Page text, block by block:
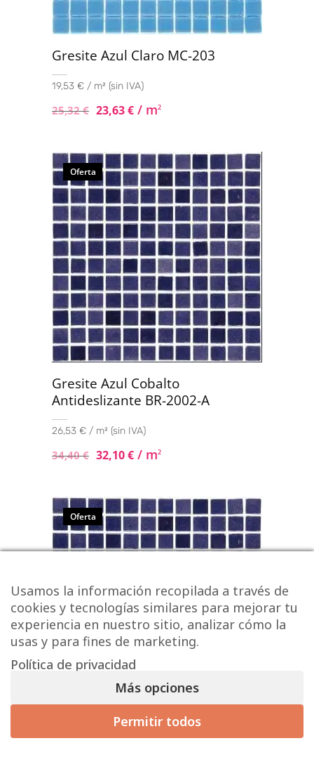
Gresite Azul Claro MC-203
19,53 € / m² (sin IVA)
25,32€ 23,63€ / m2
Oferta
Gresite Azul Cobalto
Antideslizante BR-2002-A
26,53 € / m² (sin IVA)
34,40€ 32,10€ / m2
Oferta
Gresite Azul Cobalto BR-2002
Usamos la información recopilada a través de
cookies y tecnologías similares para mejorar tu
experiencia en nuestro sitio, analizar cómo la
usas y para fines de marketing.
Política de privacidad
Más opciones
Permitir todos